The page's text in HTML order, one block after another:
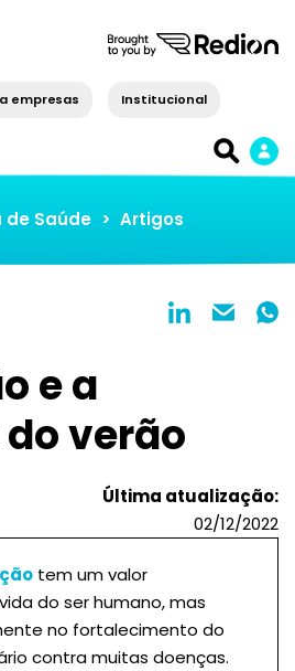
empresas Institucional
de Saúde > Artigos
e a
verão
Última atualização:
02/12/2022
tem um valor
do ser humano, mas
no fortalecimento do
contra muitas doenças.